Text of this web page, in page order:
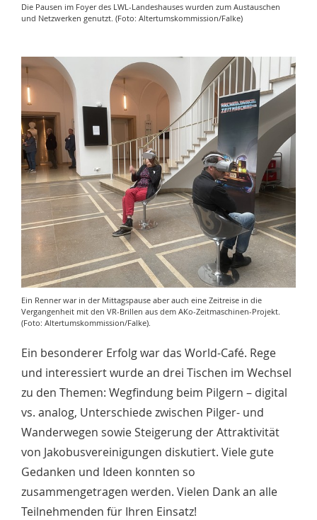
Die Pausen im Foyer des LWL-Landeshauses wurden zum Austauschen
und Netzwerken genutzt. (Foto: Altertumskommission/Falke)
Ein Renner war in der Mittagspause aber auch eine Zeitreise in die
Vergangenheit mit den VR-Brillen aus dem AKo-Zeitmaschinen-Projekt.
(Foto: Altertumskommission/Falke).
Ein besonderer Erfolg war das World-Café. Rege
und interessiert wurde an drei Tischen im Wechsel
zu den Themen: Wegfindung beim Pilgern – digital
vs. analog, Unterschiede zwischen Pilger- und
Wanderwegen sowie Steigerung der Attraktivität
von Jakobusvereinigungen diskutiert. Viele gute
Gedanken und Ideen konnten so
zusammengetragen werden. Vielen Dank an alle
Teilnehmenden für Ihren Einsatz!